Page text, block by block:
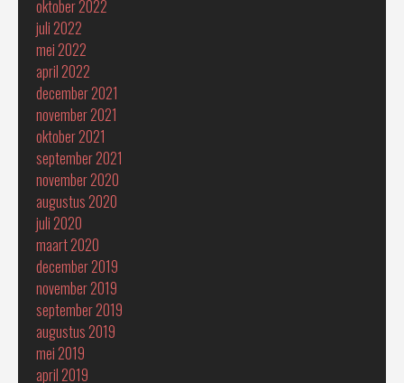
oktober 2022
juli 2022
mei 2022
april 2022
december 2021
november 2021
oktober 2021
september 2021
november 2020
augustus 2020
juli 2020
maart 2020
december 2019
november 2019
september 2019
augustus 2019
mei 2019
april 2019